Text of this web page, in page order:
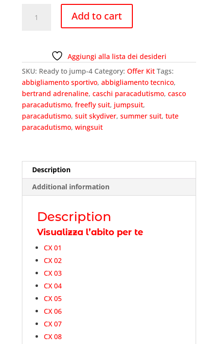
quantity
Add to cart
Aggiungi alla lista dei desideri
SKU: Ready to jump-4 Category: Offer Kit Tags:
abbigliamento sportivo, abbigliamento tecnico,
bertrand adrenaline, caschi paracadutismo, casco
paracadutismo, freefly suit, jumpsuit,
paracadutismo, suit skydiver, summer suit, tute
paracadutismo, wingsuit
Description
Additional information
Description
Visualizza l’abito per te
CX 01
CX 02
CX 03
CX 04
CX 05
CX 06
CX 07
CX 08